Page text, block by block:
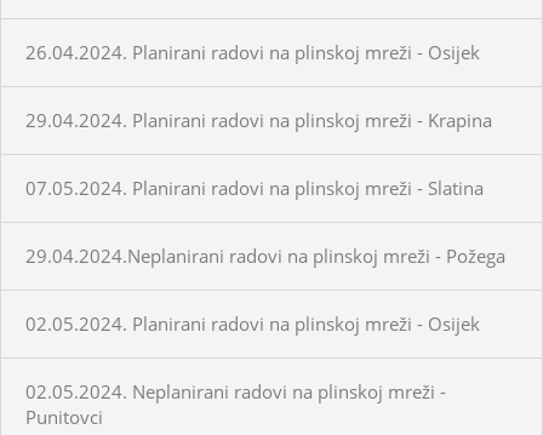
26.04.2024. Planirani radovi na plinskoj mreži - Osijek
29.04.2024. Planirani radovi na plinskoj mreži - Krapina
07.05.2024. Planirani radovi na plinskoj mreži - Slatina
29.04.2024.Neplanirani radovi na plinskoj mreži - Požega
02.05.2024. Planirani radovi na plinskoj mreži - Osijek
02.05.2024. Neplanirani radovi na plinskoj mreži -
Punitovci